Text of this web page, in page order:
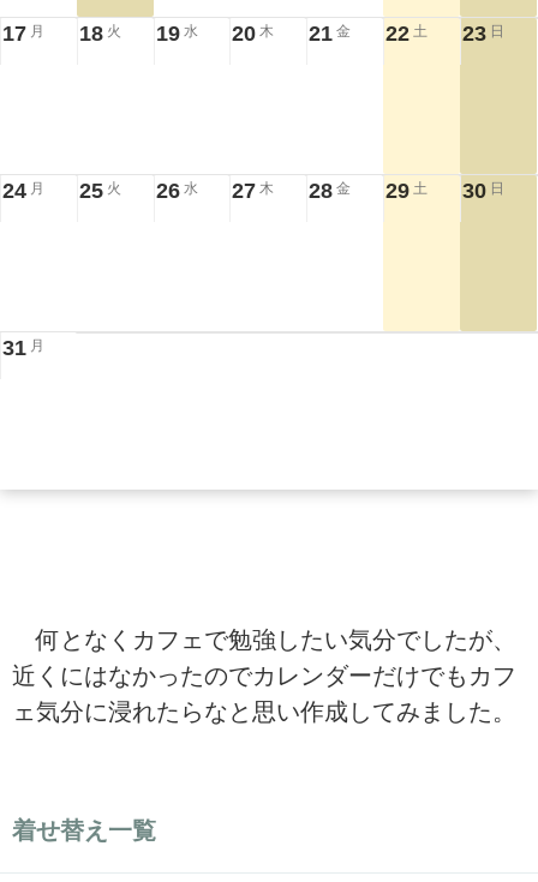
17 月 18 火 19 水 20 木 21 金 22 土 23 日
24 月 25 火 26 水 27 木 28 金 29 土 30 日
31 月
何となくカフェで勉強したい気分でしたが、
近くにはなかったのでカレンダーだけでもカフ
ェ気分に浸れたらなと思い作成してみました。
着せ替え一覧